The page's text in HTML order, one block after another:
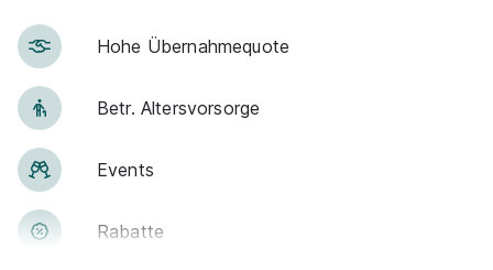
Hohe Über­nah­me­quote
Betr. Alters­vor­sorge
Events
Rabatte